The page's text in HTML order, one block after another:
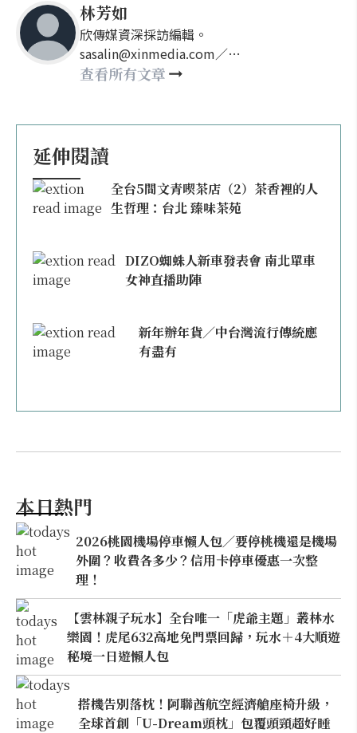
林芳如
欣傳媒資深採訪編輯。
sasalin@xinmedia.com／
happy21917@gmail.com
查看所有文章
延伸閱讀
全台5間文青喫茶店（2）茶香裡的人
生哲理：台北 臻味茶苑
DIZO蜘蛛人新車發表會 南北單車
女神直播助陣
新年辦年貨／中台灣流行傳統應
有盡有
本日熱門
2026桃園機場停車懶人包／要停桃機還是機場
外圍？收費各多少？信用卡停車優惠一次整
理！
【雲林親子玩水】全台唯一「虎爺主題」叢林水
樂園！虎尾632高地免門票回歸，玩水＋4大順遊
秘境一日遊懶人包
搭機告別落枕！阿聯酋航空經濟艙座椅升級，
全球首創「U-Dream頭枕」包覆頭頸超好睡